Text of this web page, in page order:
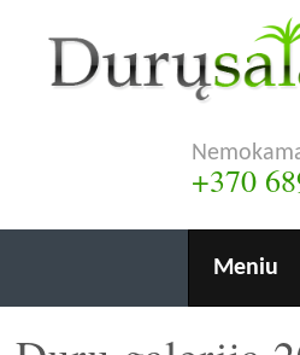
į
+370
Meniu